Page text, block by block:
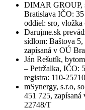
DIMAR GROUP,
Bratislava IČO:
oddiel: sro, vložka
Darujme.sk
sídlom: Baštova
zapísaná v OÚ
Ján Rešutík,
– Petržalka, IČO:
registra: 110-
mSynergy, s.r.o,
451 725,
22748/T